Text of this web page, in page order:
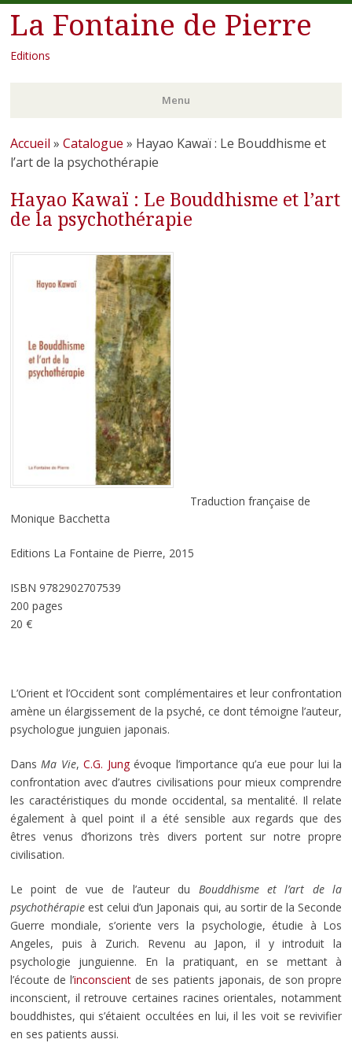
La Fontaine de Pierre
Editions
Menu
Aller
au
principal
Accueil » Catalogue » Hayao Kawaï : Le Bouddhisme et
l’art de la psychothérapie
Hayao Kawaï : Le Bouddhisme et l’art
de la psychothérapie
Traduction française de
Monique Bacchetta
Editions La Fontaine de Pierre, 2015
ISBN 9782902707539
200 pages
20 €
L’Orient et l’Occident sont complémentaires et leur confrontation
amène un élargissement de la psyché, ce dont témoigne l’auteur,
psychologue junguien japonais.
DansMa Vie,C.G. Jungévoque l’importance qu’a eue pour lui la
confrontation avec d’autres civilisations pour mieux comprendre
les caractéristiques du monde occidental, sa mentalité. Il relate
également à quel point il a été sensible aux regards que des
êtres venus d’horizons très divers portent sur notre propre
civilisation.
Le point de vue de l’auteur du Bouddhisme et l’art de la
psychothérapieest celui d’un Japonais qui, au sortir de la Seconde
Guerre mondiale, s’oriente vers la psychologie, étudie à Los
Angeles, puis à Zurich. Revenu au Japon, il y introduit la
psychologie junguienne. En la pratiquant, en se mettant à
l’écoute de l’inconscient de ses patients japonais, de son propre
inconscient, il retrouve certaines racines orientales, notamment
bouddhistes, qui s’étaient occultées en lui, il les voit se revivifier
en ses patients aussi.